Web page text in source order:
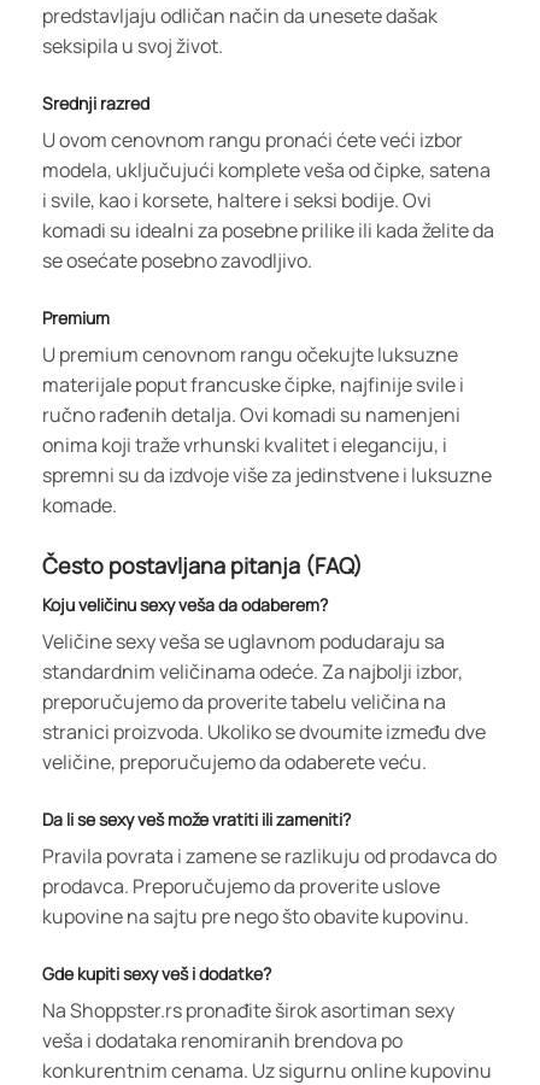
predstavljaju odličan način da unesete dašak
seksipila u svoj život.
Srednji razred
U ovom cenovnom rangu pronaći ćete veći izbor
modela, uključujući komplete veša od čipke, satena
i svile, kao i korsete, haltere i seksi bodije. Ovi
komadi su idealni za posebne prilike ili kada želite da
se osećate posebno zavodljivo.
Premium
U premium cenovnom rangu očekujte luksuzne
materijale poput francuske čipke, najfinije svile i
ručno rađenih detalja. Ovi komadi su namenjeni
onima koji traže vrhunski kvalitet i eleganciju, i
spremni su da izdvoje više za jedinstvene i luksuzne
komade.
Često postavljana pitanja (FAQ)
Koju veličinu sexy veša da odaberem?
Veličine sexy veša se uglavnom podudaraju sa
standardnim veličinama odeće. Za najbolji izbor,
preporučujemo da proverite tabelu veličina na
stranici proizvoda. Ukoliko se dvoumite između dve
veličine, preporučujemo da odaberete veću.
Da li se sexy veš može vratiti ili zameniti?
Pravila povrata i zamene se razlikuju od prodavca do
prodavca. Preporučujemo da proverite uslove
kupovine na sajtu pre nego što obavite kupovinu.
Gde kupiti sexy veš i dodatke?
Na Shoppster.rs pronađite širok asortiman sexy
veša i dodataka renomiranih brendova po
konkurentnim cenama. Uz sigurnu online kupovinu